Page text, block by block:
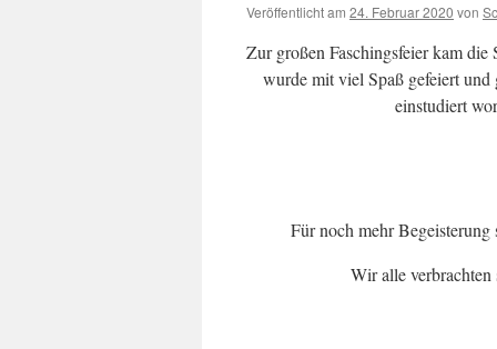
Veröffentlicht am 24. Februar 2020 von
Zur großen Faschingsfeier kam
wurde mit viel Spaß gefeiert und
einstudiert
Für noch mehr
Wir alle